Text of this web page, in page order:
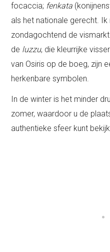
focaccia; fenkata
als het nationale gerecht.
zondagochtend de
de luzzu, die kleurrijke
van Osiris op de boeg, zijn
herkenbare symbolen.
In de winter is het minder
zomer, waardoor u de
authentieke sfeer kunt